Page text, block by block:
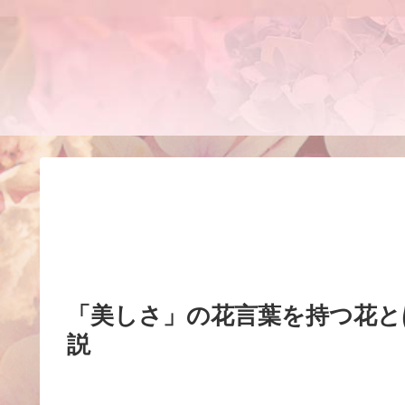
「美しさ」の花言葉を持つ花
説